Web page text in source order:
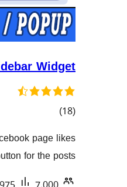
Widget
(18 کۆی)
page likes
for the posts.